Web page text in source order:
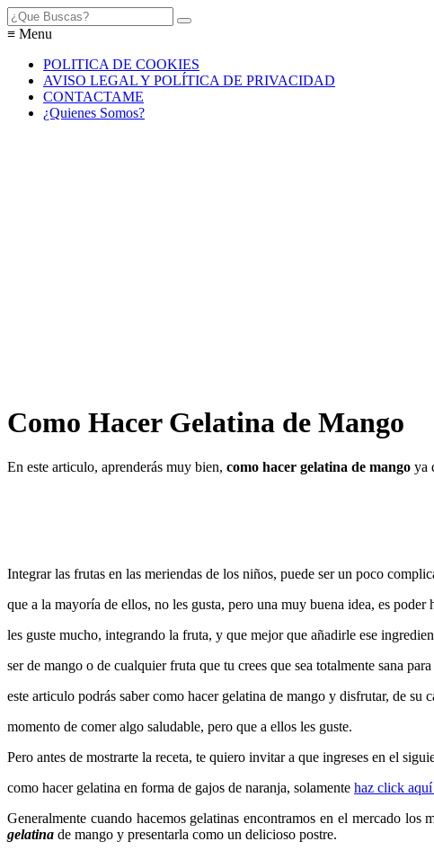
≡ Menu
POLITICA DE COOKIES
AVISO LEGAL Y POLÍTICA DE PRIVACIDAD
CONTACTAME
¿Quienes Somos?
Como Hacer Gelatina de Mango
En este articulo, aprenderás muy bien, como hacer gelatina de mango ya
Integrar las frutas en las meriendas de los niños, puede ser un poco
que a la mayoría de ellos, no les gusta, pero una muy buena idea, es poder
les guste mucho, integrando la fruta, y que mejor que añadirle ese
ser de mango o de cualquier fruta que tu crees que sea totalmente sana
este articulo podrás saber como hacer gelatina de mango y disfrutar, de su
momento de comer algo saludable, pero que a ellos les guste.
Pero antes de mostrarte la receta, te quiero invitar a que ingreses en el
como hacer gelatina en forma de gajos de naranja, solamente haz click aquí
Generalmente cuando hacemos gelatinas encontramos en el mercado
gelatina de mango y presentarla como un delicioso postre.